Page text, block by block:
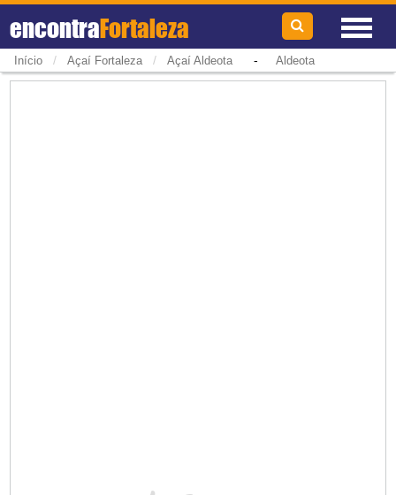
encontraFortaleza
Início / Açaí Fortaleza / Açaí Aldeota- Aldeota